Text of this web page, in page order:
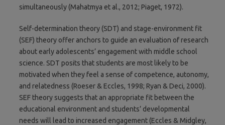
simultaneously (Mahatmya et al., 2012; Piaget, 1972).
Self-determination theory (SDT) and stage-environment fit
(SEF) theory offer anchors to guide an evaluation of research
about early adolescents’ engagement with middle school
science. SDT posits that students are most likely to be
motivated when they feel a sense of competence, autonomy,
and relatedness (Roeser & Eccles, 1998; Ryan & Deci, 2000).
SEF theory suggests that an appropriate fit between the
educational environment and students’ developmental
needs will lead to increased engagement (Eccles & Midgley,